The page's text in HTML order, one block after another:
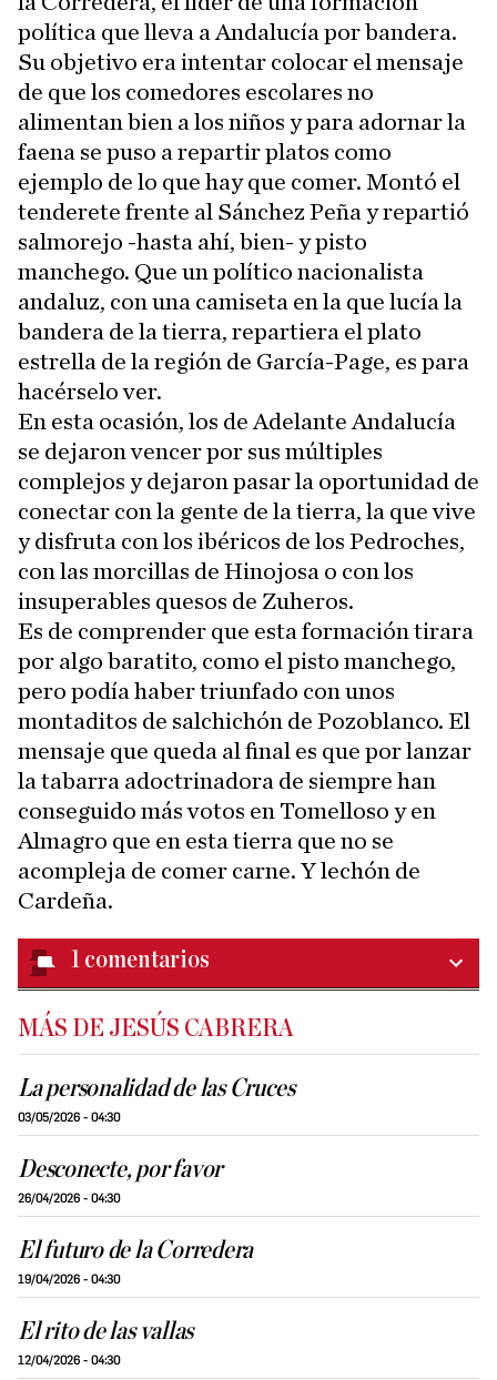
política que lleva a Andalucía por bandera.
Su objetivo era intentar colocar el mensaje
de que los comedores escolares no
alimentan bien a los niños y para adornar la
faena se puso a repartir platos como
ejemplo de lo que hay que comer. Montó el
tenderete frente al Sánchez Peña y repartió
salmorejo -hasta ahí, bien- y pisto
manchego. Que un político nacionalista
andaluz, con una camiseta en la que lucía la
bandera de la tierra, repartiera el plato
estrella de la región de García-Page, es para
hacérselo ver.
En esta ocasión, los de Adelante Andalucía
se dejaron vencer por sus múltiples
complejos y dejaron pasar la oportunidad de
conectar con la gente de la tierra, la que vive
y disfruta con los ibéricos de los Pedroches,
con las morcillas de Hinojosa o con los
insuperables quesos de Zuheros.
Es de comprender que esta formación tirara
por algo baratito, como el pisto manchego,
pero podía haber triunfado con unos
montaditos de salchichón de Pozoblanco. El
mensaje que queda al final es que por lanzar
la tabarra adoctrinadora de siempre han
conseguido más votos en Tomelloso y en
Almagro que en esta tierra que no se
acompleja de comer carne. Y lechón de
Cardeña.
1 comentarios
MÁS DE JESÚS CABRERA
La personalidad de las Cruces
03/05/2026 - 04:30
Desconecte, por favor
26/04/2026 - 04:30
El futuro de la Corredera
19/04/2026 - 04:30
El rito de las vallas
12/04/2026 - 04:30